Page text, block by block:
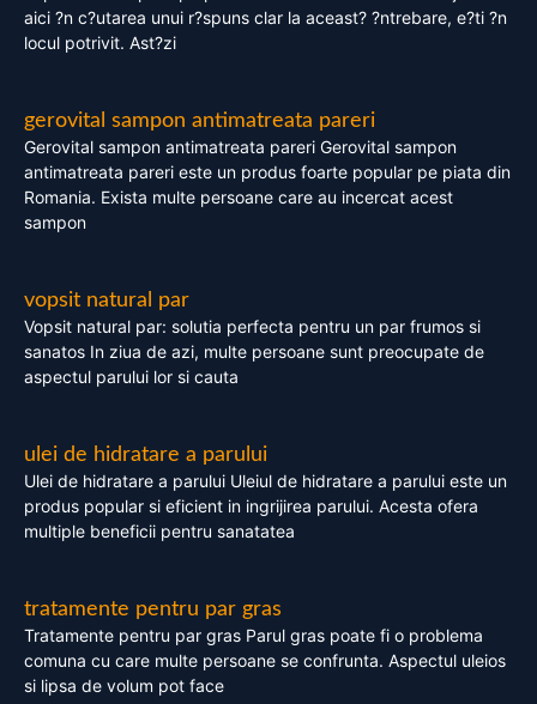
aici ?n c?utarea unui r?spuns clar la aceast? ?ntrebare, e?ti ?n
locul potrivit. Ast?zi
gerovital sampon antimatreata pareri
Gerovital sampon antimatreata pareri Gerovital sampon
antimatreata pareri este un produs foarte popular pe piata din
Romania. Exista multe persoane care au incercat acest
sampon
vopsit natural par
Vopsit natural par: solutia perfecta pentru un par frumos si
sanatos In ziua de azi, multe persoane sunt preocupate de
aspectul parului lor si cauta
ulei de hidratare a parului
Ulei de hidratare a parului Uleiul de hidratare a parului este un
produs popular si eficient in ingrijirea parului. Acesta ofera
multiple beneficii pentru sanatatea
tratamente pentru par gras
Tratamente pentru par gras Parul gras poate fi o problema
comuna cu care multe persoane se confrunta. Aspectul uleios
si lipsa de volum pot face